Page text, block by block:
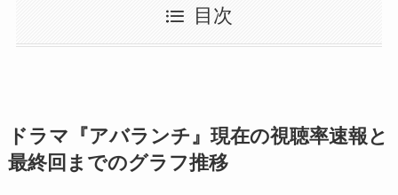
目次
ドラマ『アバランチ』現在の視聴率速報と
最終回までのグラフ推移